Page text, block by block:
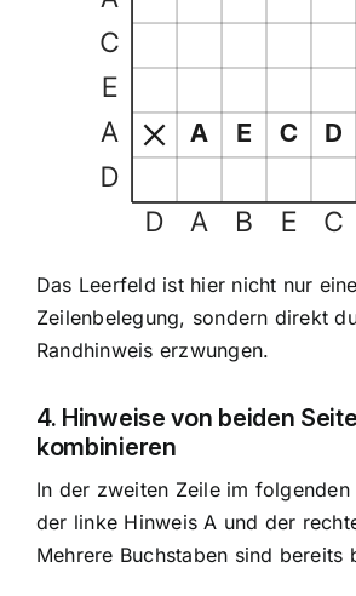
Das Leerfeld ist hier nicht nur
Zeilenbelegung, sondern direkt
Randhinweis erzwungen.
4. Hinweise von beiden
kombinieren
In der zweiten Zeile im folgenden
der linke Hinweis A und der
Mehrere Buchstaben sind bereits